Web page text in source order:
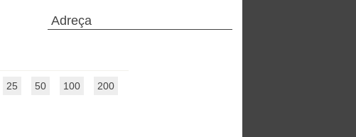
25 50 100 200
Adreça